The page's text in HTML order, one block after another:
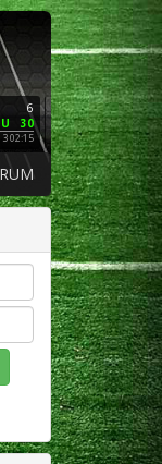
6
30
02:15
16
NE
3
LAC
01/12 02:00
PHI
SF
01/11